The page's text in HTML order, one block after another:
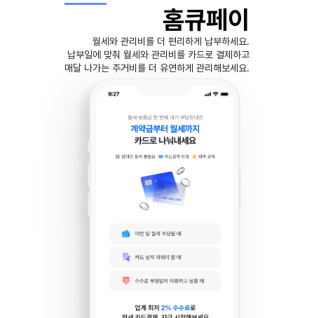
홈큐페이
월세와 관리비를 더 편리하게 납부하세요.
납부일에 맞춰 월세와 관리비를 카드로 결제하고
매달 나가는 주거비를 더 유연하게 관리해보세요.